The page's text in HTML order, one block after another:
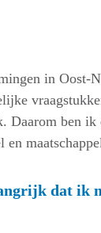
in Oost-
Daarom ben
en
dat ik